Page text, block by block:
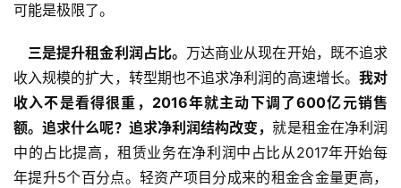
可能是极限了。
三是提升租金利润占比。 万达商业从现在开始，既不追求
收入规模的扩大，转型期也不追求净利润的高速增长。 我对
收入不是看得很重，2016年就主动下调了600亿元销售
额。追求什么呢？追求净利润结构改变，就是租金在净利润
中的占比提高，租赁业务在净利润中占比从2017年开始每
年提升5个百分点。轻资产项目分成来的租金含金量更高，